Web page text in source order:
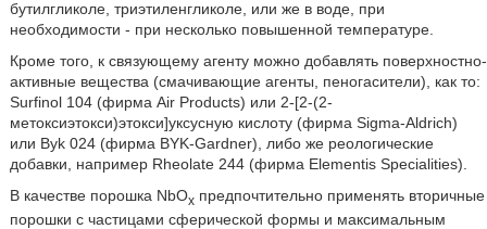
бутилгликоле, триэтиленгликоле, или же в воде, при
необходимости - при несколько повышенной температуре.
Кроме того, к связующему агенту можно добавлять поверхностно-
активные вещества (смачивающие агенты, пеногасители), как то:
Surfinol 104 (фирма Air Products) или 2-[2-(2-
метоксиэтокси)этокси]уксусную кислоту (фирма Sigma-Aldrich)
или Byk 024 (фирма BYK-Gardner), либо же реологические
добавки, например Rheolate 244 (фирма Elementis Specialities).
В качестве порошка NbOxпредпочтительно применять вторичные
порошки с частицами сферической формы и максимальным